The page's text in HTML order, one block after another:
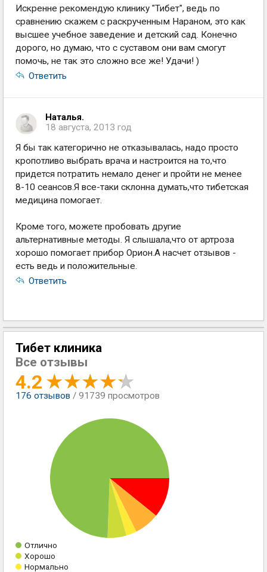
Искренне рекомендую клинику "Тибет", ведь по
сравнению скажем с раскрученным Нараном, это как
высшее учебное заведение и детский сад. Конечно
дорого, но думаю, что с суставом они вам смогут
помочь, не так это сложно все же! Удачи! )
Ответить
Наталья.
18 августа, 2013 год
Я бы так категорично не отказывалась, надо просто
кропотливо выбрать врача и настроится на то,что
придется потратить немало денег и пройти не менее
8-10 сеансов.Я все-таки склонна думать,что тибетская
медицина помогает.
Кроме того, можете пробовать другие
альтернативные методы. Я слышала,что от артроза
хорошо помогает прибор Орион.А насчет отзывов -
есть ведь и положительные.
Ответить
Тибет клиника
Все отзывы
4.2
176 отзывов / 91739 просмотров
Отлично
Хорошо
Нормально